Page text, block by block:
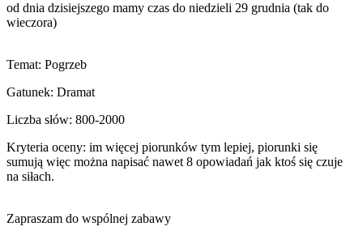
od dnia dzisiejszego mamy czas do niedzieli 29 grudnia (tak do
wieczora)
Temat: Pogrzeb
Gatunek: Dramat
Liczba słów: 800-2000
Kryteria oceny: im więcej piorunków tym lepiej, piorunki się
sumują więc można napisać nawet 8 opowiadań jak ktoś się czuje
na siłach.
Zapraszam do wspólnej zabawy